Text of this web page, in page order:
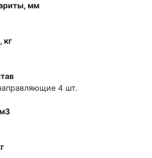
мм
кг
4 шт.